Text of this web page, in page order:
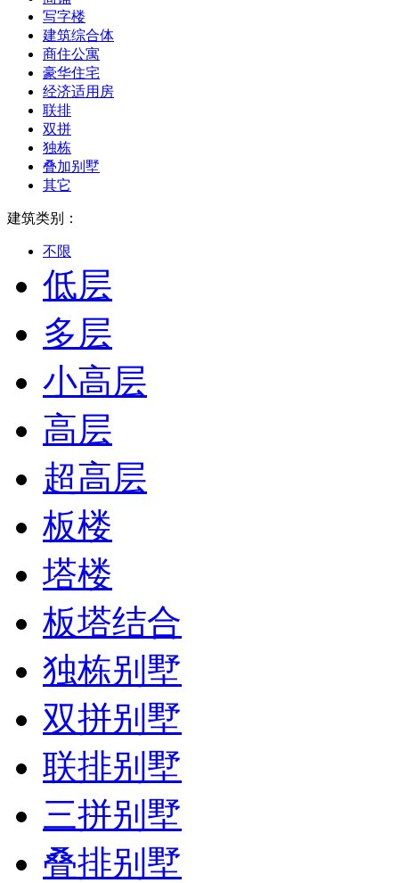
写字楼
建筑综合体
商住公寓
豪华住宅
经济适用房
联排
双拼
独栋
叠加别墅
其它
建筑类别：
不限
低层
多层
小高层
高层
超高层
板楼
塔楼
板塔结合
独栋别墅
双拼别墅
联排别墅
三拼别墅
叠排别墅